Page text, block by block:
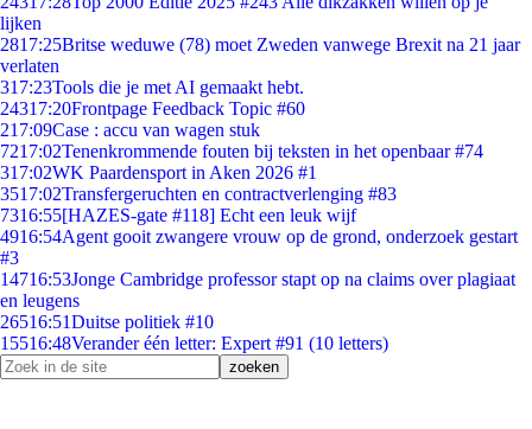
lijken
2817:25Britse weduwe (78) moet Zweden vanwege Brexit na 21 jaar
verlaten
317:23Tools die je met AI gemaakt hebt.
24317:20Frontpage Feedback Topic #60
217:09Case : accu van wagen stuk
7217:02Tenenkrommende fouten bij teksten in het openbaar #74
317:02WK Paardensport in Aken 2026 #1
3517:02Transfergeruchten en contractverlenging #83
7316:55[HAZES-gate #118] Echt een leuk wijf
4916:54Agent gooit zwangere vrouw op de grond, onderzoek gestart
#3
14716:53Jonge Cambridge professor stapt op na claims over plagiaat
en leugens
26516:51Duitse politiek #10
15516:48Verander één letter: Expert #91 (10 letters)